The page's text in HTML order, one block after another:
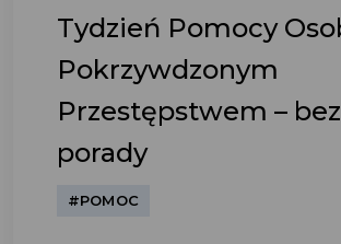
Tydzień Pomocy
Pokrzywdzonym
Przestępstwem –
porady
#POMOC